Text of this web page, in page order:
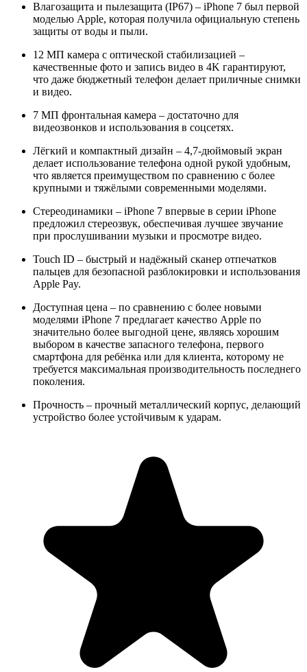
Влагозащита и пылезащита (IP67) – iPhone 7 был первой
моделью Apple, которая получила официальную степень
защиты от воды и пыли.
12 МП камера с оптической стабилизацией –
качественные фото и запись видео в 4K гарантируют,
что даже бюджетный телефон делает приличные снимки
и видео.
7 МП фронтальная камера – достаточно для
видеозвонков и использования в соцсетях.
Лёгкий и компактный дизайн – 4,7-дюймовый экран
делает использование телефона одной рукой удобным,
что является преимуществом по сравнению с более
крупными и тяжёлыми современными моделями.
Стереодинамики – iPhone 7 впервые в серии iPhone
предложил стереозвук, обеспечивая лучшее звучание
при прослушивании музыки и просмотре видео.
Touch ID – быстрый и надёжный сканер отпечатков
пальцев для безопасной разблокировки и использования
Apple Pay.
Доступная цена – по сравнению с более новыми
моделями iPhone 7 предлагает качество Apple по
значительно более выгодной цене, являясь хорошим
выбором в качестве запасного телефона, первого
смартфона для ребёнка или для клиента, которому не
требуется максимальная производительность последнего
поколения.
Прочность – прочный металлический корпус, делающий
устройство более устойчивым к ударам.